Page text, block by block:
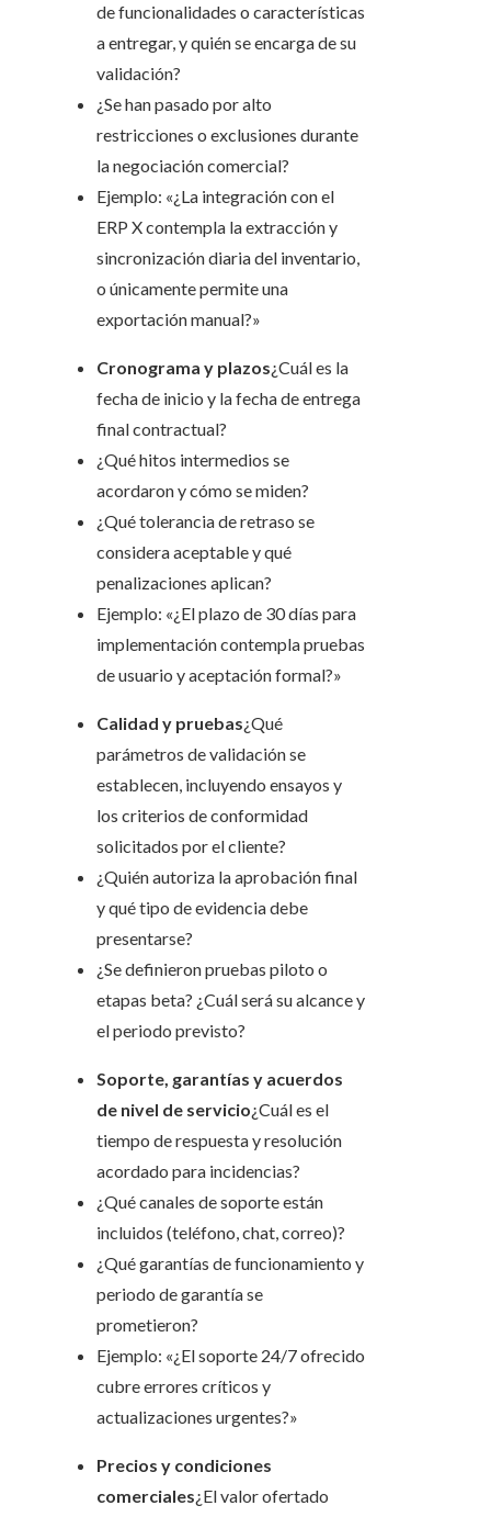
de funcionalidades o características
a entregar, y quién se encarga de su
validación?
¿Se han pasado por alto
restricciones o exclusiones durante
la negociación comercial?
Ejemplo: «¿La integración con el
ERP X contempla la extracción y
sincronización diaria del inventario,
o únicamente permite una
exportación manual?»
Cronograma y plazos¿Cuál es la
fecha de inicio y la fecha de entrega
final contractual?
¿Qué hitos intermedios se
acordaron y cómo se miden?
¿Qué tolerancia de retraso se
considera aceptable y qué
penalizaciones aplican?
Ejemplo: «¿El plazo de 30 días para
implementación contempla pruebas
de usuario y aceptación formal?»
Calidad y pruebas¿Qué
parámetros de validación se
establecen, incluyendo ensayos y
los criterios de conformidad
solicitados por el cliente?
¿Quién autoriza la aprobación final
y qué tipo de evidencia debe
presentarse?
¿Se definieron pruebas piloto o
etapas beta? ¿Cuál será su alcance y
el periodo previsto?
Soporte, garantías y acuerdos
de nivel de servicio¿Cuál es el
tiempo de respuesta y resolución
acordado para incidencias?
¿Qué canales de soporte están
incluidos (teléfono, chat, correo)?
¿Qué garantías de funcionamiento y
periodo de garantía se
prometieron?
Ejemplo: «¿El soporte 24/7 ofrecido
cubre errores críticos y
actualizaciones urgentes?»
Precios y condiciones
comerciales¿El valor ofertado